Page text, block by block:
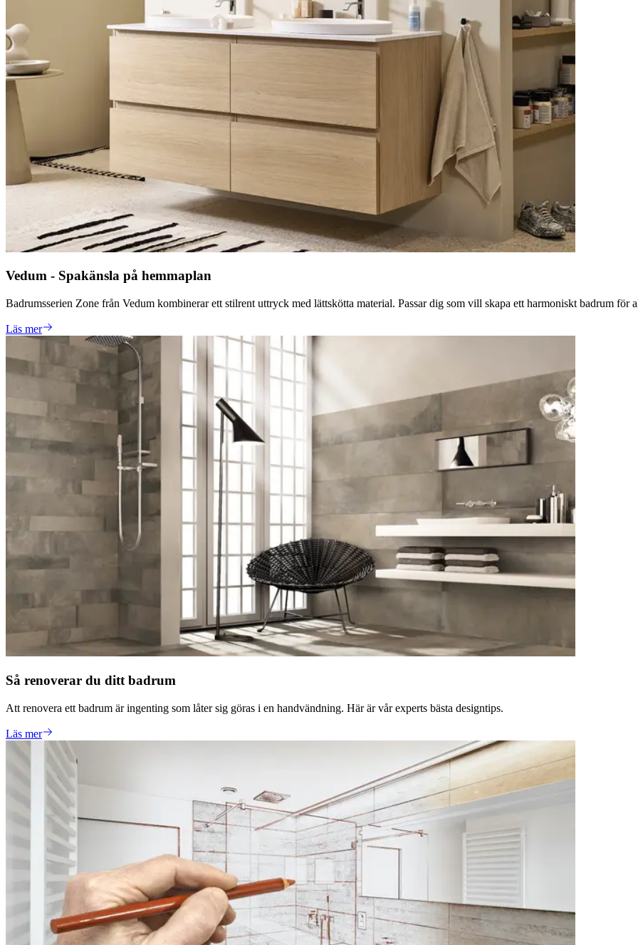
Vedum - Spakänsla på hemmaplan
Badrumsserien Zone från Vedum kombinerar ett stilrent uttryck med lättskötta material. Passar dig som vill skapa ett harmoniskt badrum för
Läs mer
Så renoverar du ditt badrum
Att renovera ett badrum är ingenting som låter sig göras i en handvändning. Här är vår experts bästa designtips.
Läs mer